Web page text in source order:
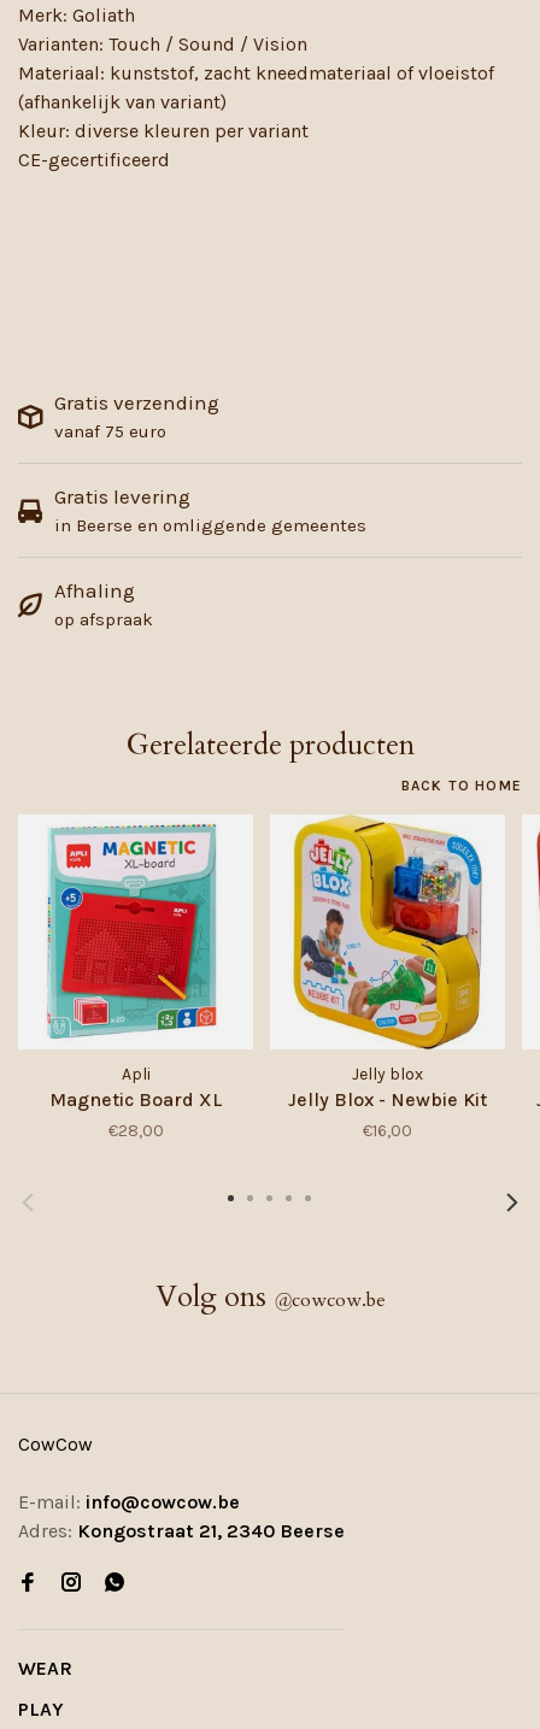
Merk: Goliath
Varianten: Touch / Sound / Vision
Materiaal: kunststof, zacht kneedmateriaal of vloeistof
(afhankelijk van variant)
Kleur: diverse kleuren per variant
CE-gecertificeerd
Gratis verzending
vanaf 75 euro
Gratis levering
in Beerse en omliggende gemeentes
Afhaling
op afspraak
Gerelateerde producten
BACK TO HOME
Apli
Magnetic Board XL
€28,00
Jelly blox
Jelly Blox - Newbie Kit
€16,00
Volg ons @cowcow.be
CowCow
E-mail: info@cowcow.be
Adres: Kongostraat 21, 2340 Beerse
WEAR
PLAY